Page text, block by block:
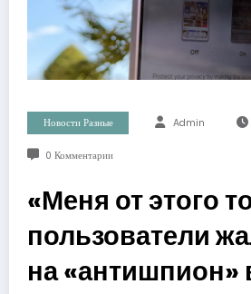
Новости Разные Admin
0 Комментарии
«Меня от этого
пользователи
на «антишпион»